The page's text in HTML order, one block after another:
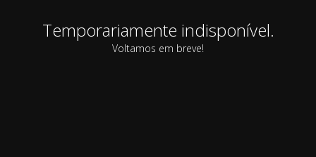
Temporariamente indisponível.
Voltamos em breve!